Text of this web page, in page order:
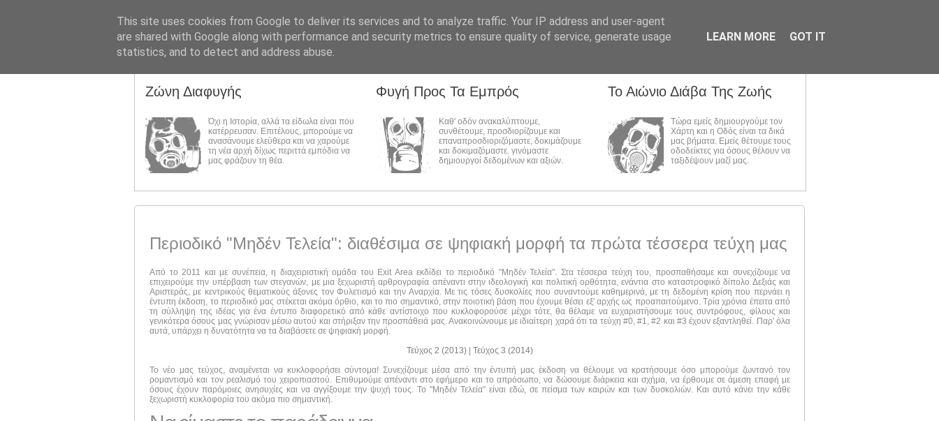
Ζώνη Διαφυγής
Όχι η Ιστορία, αλλά τα είδωλα είναι που
κατέρρευσαν. Επιτέλους, μπορούμε να
ανασάνουμε ελεύθερα και να χαρούμε
τη νέα αρχή δίχως περιττά εμπόδια να
μας φράζουν τη θέα.
Φυγή Προς Τα Εμπρός
Καθ' οδόν ανακαλύπτουμε,
συνθέτουμε, προσδιορίζουμε και
επαναπροσδιοριζόμαστε, δοκιμάζουμε
και δοκιμαζόμαστε. γινόμαστε
δημιουργοί δεδομένων και αξιών.
Το Αιώνιο Διάβα Της Ζωής
Τώρα εμείς δημιουργούμε τον
Χάρτη και η Οδός είναι τα δικά
μας βήματα. Εμείς θέτουμε τους
οδοδείκτες για όσους θέλουν να
ταξιδέψουν μαζί μας.
Περιοδικό "Μηδέν Τελεία": διαθέσιμα σε ψηφιακή μορφή τα πρώτα τέσσερα τεύχη μας
Από το 2011 και με συνέπεια, η διαχειριστική ομάδα του Exit Area εκδίδει το περιοδικό "Μηδέν Τελεία". Στα τέσσερα τεύχη του, προσπαθήσαμε και συνεχίζουμε να
επιχειρούμε την υπέρβαση των στεγανών, με μια ξεχωριστή αρθρογραφία απέναντι στην ιδεολογική και πολιτική ορθότητα, ενάντια στο καταστροφικό δίπολο Δεξιάς και
Αριστεράς, με κεντρικούς θεματικούς άξονες τον Φυλετισμό και την Αναρχία. Με τις τόσες δυσκολίες που συναντούμε καθημερινά, με τη δεδομένη κρίση που περνάει η
έντυπη έκδοση, το περιοδικό μας στέκεται ακόμα όρθιο, και το πιο σημαντικό, στην ποιοτική βάση που έχουμε θέσει εξ' αρχής ως προαπαιτούμενο. Τρία χρόνια έπειτα από
τη σύλληψη της ιδέας για ένα έντυπο διαφορετικό από κάθε αντίστοιχο που κυκλοφορούσε μέχρι τότε, θα θέλαμε να ευχαριστήσουμε τους συντρόφους, φίλους και
γενικότερα όσους μας γνώρισαν μέσω αυτού και στήριξαν την προσπάθειά μας. Ανακοινώνουμε με ιδιαίτερη χαρά ότι τα τεύχη #0, #1, #2 και #3 έχουν εξαντληθεί. Παρ' όλα
αυτά, υπάρχει η δυνατότητα να τα διαβάσετε σε ψηφιακή μορφή.
Τεύχος 2 (2013) | Τεύχος 3 (2014)
Το νέο μας τεύχος, αναμένεται να κυκλοφορήσει σύντομα! Συνεχίζουμε μέσα από την έντυπή μας έκδοση να θέλουμε να κρατήσουμε όσο μπορούμε ζωντανό τον
ρομαντισμό και τον ρεαλισμό του χειροπιαστού. Επιθυμούμε απέναντι στο εφήμερο και το απρόσωπο, να δώσουμε διάρκεια και σχήμα, να έρθουμε σε άμεση επαφή με
όσους έχουν παρόμοιες ανησυχίες και να αγγίξουμε την ψυχή τους. Το "Μηδέν Τελεία" είναι εδώ, σε πείσμα των καιρών και των δυσκολιών. Και αυτό κάνει την κάθε
ξεχωριστή κυκλοφορία του ακόμα πιο σημαντική.
This site uses cookies from Google to deliver its services and to analyze traffic. Your IP address and user-agent
are shared with Google along with performance and security metrics to ensure quality of service, generate usage
statistics, and to detect and address abuse.
LEARN MORE GOT IT